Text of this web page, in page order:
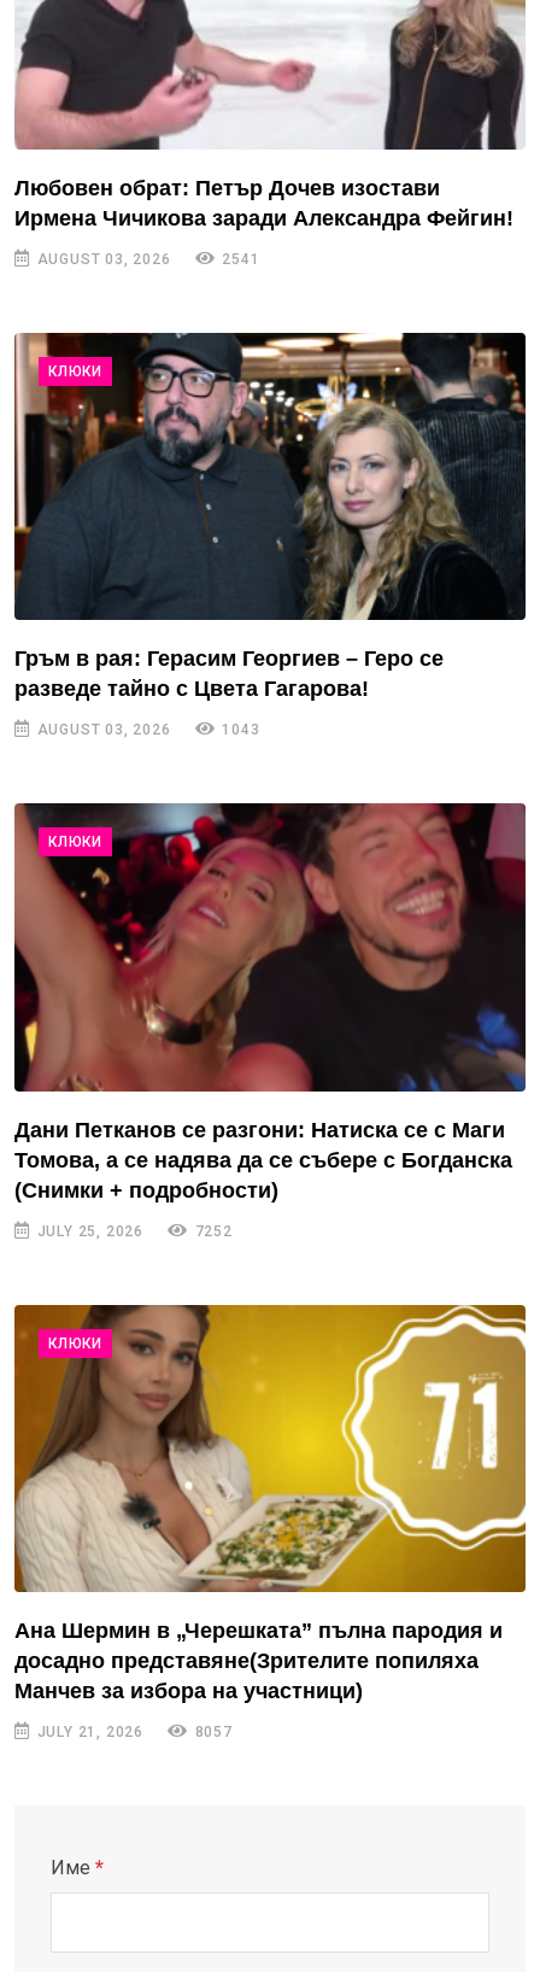
Любовен обрат: Петър Дочев изостави
Ирмена Чичикова заради Александра Фейгин!
AUGUST 03, 2026 2541
КЛЮКИ
Гръм в рая: Герасим Георгиев – Геро се
разведе тайно с Цвета Гагарова!
AUGUST 03, 2026 1043
КЛЮКИ
Дани Петканов се разгони: Натиска се с Маги
Томова, а се надява да се събере с Богданска
(Снимки + подробности)
JULY 25, 2026 7252
КЛЮКИ
Ана Шермин в „Черешката” пълна пародия и
досадно представяне(Зрителите попиляха
Манчев за избора на участници)
JULY 21, 2026 8057
Име *